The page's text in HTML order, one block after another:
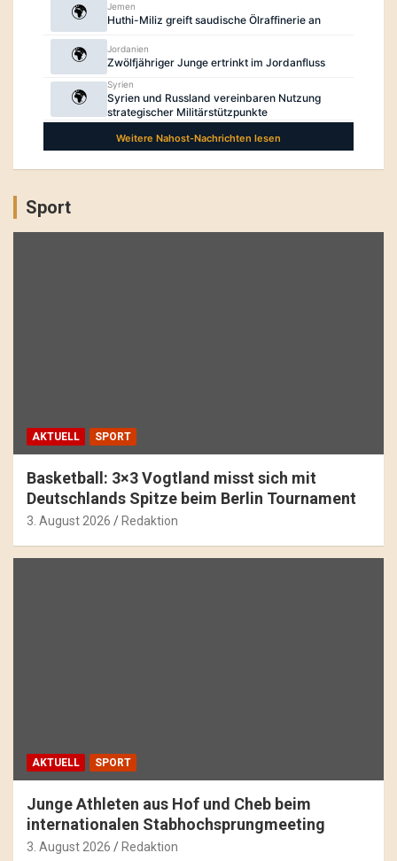
Sport
AKTUELL SPORT
Basketball: 3×3 Vogtland misst sich mit
Deutschlands Spitze beim Berlin Tournament
3. August 2026 Redaktion
AKTUELL SPORT
Junge Athleten aus Hof und Cheb beim
internationalen Stabhochsprungmeeting
3. August 2026 Redaktion